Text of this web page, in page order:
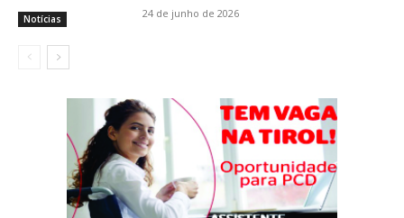
Notícias 24 de junho de 2026